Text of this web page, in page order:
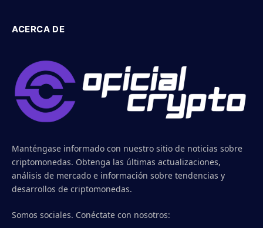
ACERCA DE
Manténgase informado con nuestro sitio de noticias sobre
criptomonedas. Obtenga las últimas actualizaciones,
análisis de mercado e información sobre tendencias y
desarrollos de criptomonedas.
Somos sociales. Conéctate con nosotros: